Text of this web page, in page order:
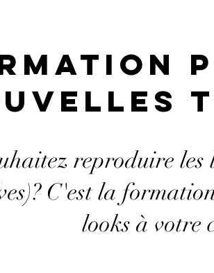
reproduire
C'est la
looks à votre